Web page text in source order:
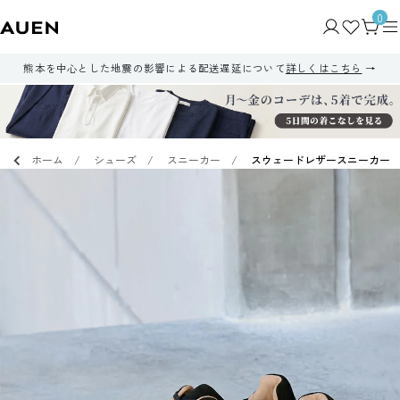
0
熊本を中心とした地震の影響による配送遅延について詳しくはこちら
ホーム シューズ スニーカー スウェードレザースニーカー